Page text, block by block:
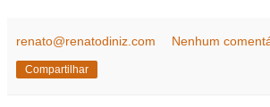
renato@renatodiniz.com Nenhum
Compartilhar